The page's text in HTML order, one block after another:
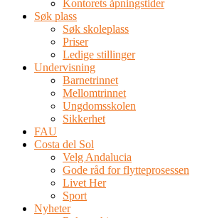
Kontorets åpningstider
Søk plass
Søk skoleplass
Priser
Ledige stillinger
Undervisning
Barnetrinnet
Mellomtrinnet
Ungdomsskolen
Sikkerhet
FAU
Costa del Sol
Velg Andalucia
Gode råd for flytteprosessen
Livet Her
Sport
Nyheter